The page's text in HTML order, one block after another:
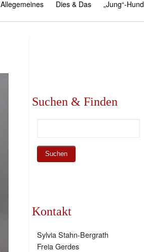
Allegemeines Dies & Das „Jung“-Hund
Suchen & Finden
Kontakt
Sylvia Stahn-Bergrath
Freia Gerdes